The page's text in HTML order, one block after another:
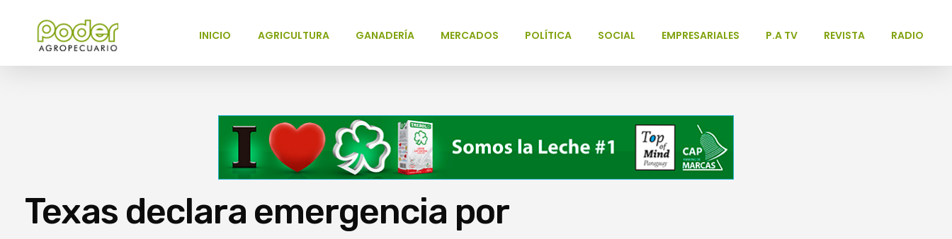
INICIO AGRICULTURA GANADERÍA MERCADOS POLÍTICA SOCIAL EMPRESARIALES P.A TV REVISTA RADIO
Texas declara emergencia por